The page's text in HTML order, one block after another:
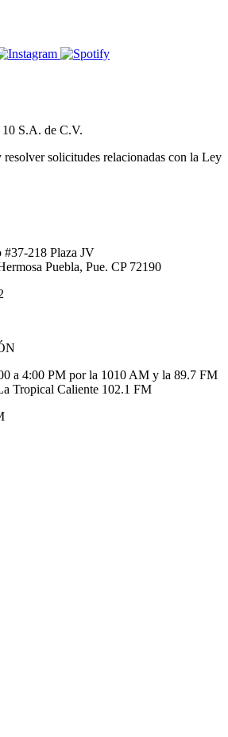
S.A. de C.V.
resolver solicitudes relacionadas con la Ley
218 Plaza JV
Puebla, Pue. CP 72190
a 4:00 PM por la 1010 AM y la 89.7 FM
Tropical Caliente 102.1 FM